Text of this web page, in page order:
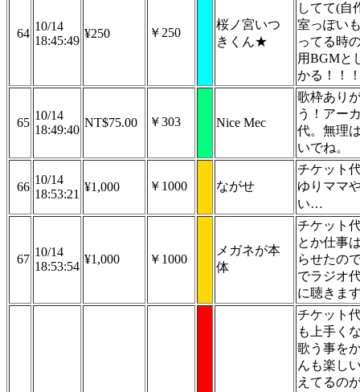
64
10/14
18:45:49
¥250 ￥250
桜ノ宮いつ
きくん★
してて(自
室っぽい
ってる時
用BGMと
かる！！
65
10/14
18:49:40
NT$75.00 ￥303 Nice Mec
歌枠あり
う！アー
代。無理
いでね。
66
10/14
18:53:21
¥1,000 ￥1000 ながせ
チケット
ゆりママ
い…
67
10/14
18:53:54
¥1,000 ￥1000
メガネが本
体
チケット
とか仕事
らせたの
でラジオ
に聴きま
チケット
も上手く
歌う事を
んも楽し
えてるの